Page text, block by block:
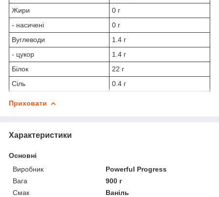
Жири
0 г
- насичені
0 г
Вуглеводи
1.4 г
- цукор
1.4 г
Білок
22 г
Сіль
0.4 г
Приховати
Характеристики
Основні
Виробник
Powerful Progress
Вага
900 г
Смак
Ваніль